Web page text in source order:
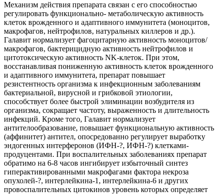
Механизм действия препарата связан с его способностью
регулировать функционально- метаболическую активность
клеток врожденного и адаптивного иммунитета (моноцитов,
макрофагов, нейтрофилов, натуральных киллеров и др.).
Галавит нормализует фагоцитарную активность моноцитов/
макрофагов, бактерицидную активность нейтрофилов и
цитотоксическую активность NK-клеток. При этом,
восстанавливая пониженную активность клеток врожденного
и адаптивного иммунитета, препарат повышает
резистентность организма к инфекционным заболеваниям
бактериальной, вирусной и грибковой этиологии,
способствует более быстрой элиминации возбудителя из
организма, сокращает частоту, выраженность и длительность
инфекций. Кроме того, Галавит нормализует
антителообразование, повышает функциональную активность
(аффинитет) антител, опосредованно регулирует выработку
эндогенных интерферонов (ИФН-?, ИФН-?) клетками-
продуцентами. При воспалительных заболеваниях препарат
обратимо на 6-8 часов ингибирует избыточный синтез
гиперактивированными макрофагами фактора некроза
опухолей-?, интерлейкина-1, интерлейкина-6 и других
провоспалительных цитокинов уровень которых определяет